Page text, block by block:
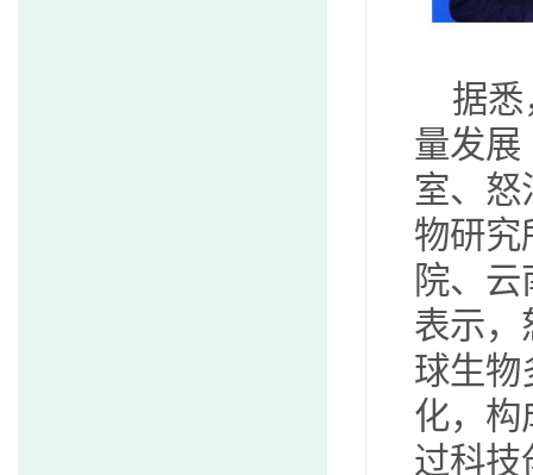
据悉
量发展
室、怒
物研究
院、
表示，
球生物
化，构
过科技